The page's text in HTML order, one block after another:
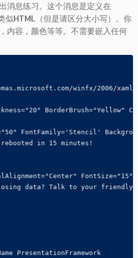
消息练习。这个消息是定义在
似HTML（但是请区分大小写）。你
内容，颜色等等。不需要嵌入任何
winfx/2006/
BorderBrush="Yellow"
FontFamily='Stencil'
in 15 minutes!
data? Talk to your
PresentationFramework